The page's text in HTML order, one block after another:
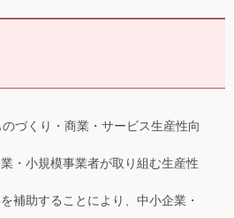
づくり・商業・サービス生産性向
・小規模事業者が取り組む生産性
補助することにより、中小企業・